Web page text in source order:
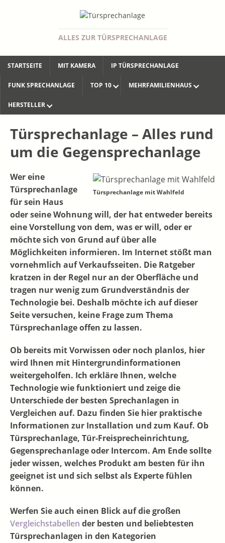
ALLES ZUR TÜRSPRECHANLAGE
STARTSEITE MIT KAMERA IP TÜRSPRECHANLAGE
FUNK SPRECHANLAGE TOP 10 MEHRFAMILIENHAUS
HERSTELLER
Türsprechanlage – Alles rund
um die Gegensprechanlage
Türsprechanlage mit Wahlfeld
Wer eine
Türsprechanlage
für sein Haus
oder seine Wohnung will, der hat entweder bereits
eine Vorstellung von dem, was er will, oder er
möchte sich von Grund auf über alle
Möglichkeiten informieren. Im Internet stößt man
vornehmlich auf Verkaufsseiten. Die Ratgeber
kratzen in der Regel nur an der Oberfläche und
tragen nur wenig zum Grundverständnis der
Technologie bei. Deshalb möchte ich auf dieser
Seite versuchen, keine Frage zum Thema
Türsprechanlage offen zu lassen.
Ob bereits mit Vorwissen oder noch planlos, hier
wird Ihnen mit Hintergrundinformationen
weitergeholfen. Ich erkläre Ihnen, welche
Technologie wie funktioniert und zeige die
Unterschiede der besten Sprechanlagen in
Vergleichen auf. Dazu finden Sie hier praktische
Informationen zur Installation und zum Kauf. Ob
Türsprechanlage, Tür-Freisprecheinrichtung,
Gegensprechanlage oder Intercom. Am Ende sollte
jeder wissen, welches Produkt am besten für ihn
geeignet ist und sich selbst als Experte fühlen
können.
Werfen Sie auch einen Blick auf die großen
Vergleichstabellen der besten und beliebtesten
Türsprechanlagen in den Kategorien